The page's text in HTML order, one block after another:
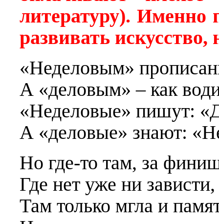
литературу). Именно
развивать
«Неделовым»
А «деловым» – как
«Неделовые» пишут:
А «деловые» знают:
Но где-то там, за
Где нет уже ни
Там только мгла и